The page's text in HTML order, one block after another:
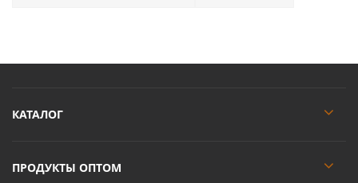
КАТАЛОГ
ПРОДУКТЫ ОПТОМ